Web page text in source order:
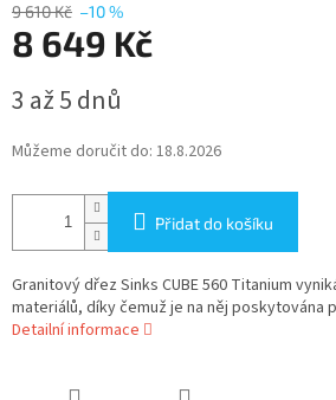
9 610 Kč –10 %
8 649 Kč
cena:
3 až 5 dnů
Můžeme doručit do: 18.8.2026
Přidat do košíku
Granitový dřez Sinks CUBE 560 Titanium
materiálů, díky čemuž je na něj poskytována
Detailní informace